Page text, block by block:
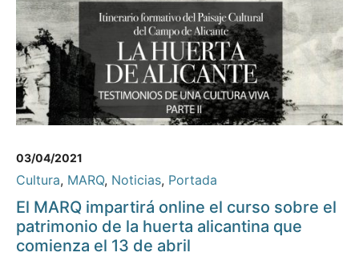
03/04/2021
Cultura, MARQ, Noticias, Portada
El MARQ impartirá online el curso sobre el
patrimonio de la huerta alicantina que
comienza el 13 de abril